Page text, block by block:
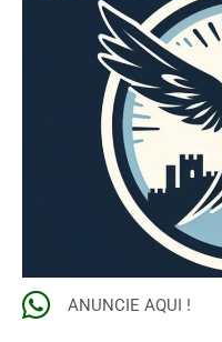
ANUNCIE AQUI !